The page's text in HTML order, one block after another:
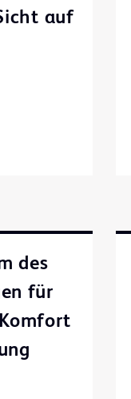
auf
des
für